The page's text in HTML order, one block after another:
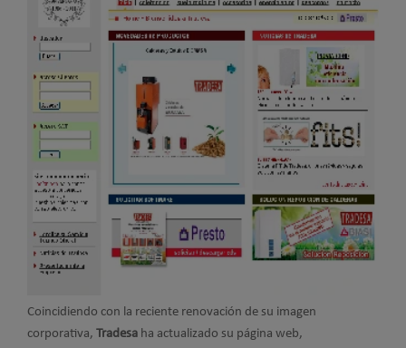
Coincidiendo con la reciente renovación de su imagen
corporativa, Tradesa ha actualizado su página web,